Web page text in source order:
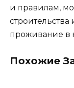
и правилам,
проживание в
Похожие